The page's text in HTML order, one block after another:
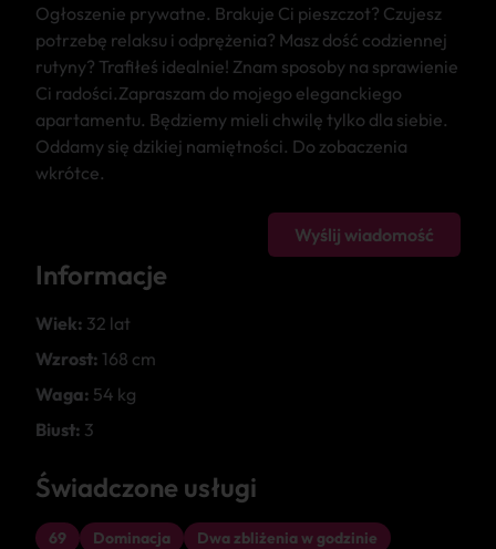
Ogłoszenie prywatne. Brakuje Ci pieszczot? Czujesz
potrzebę relaksu i odprężenia? Masz dość codziennej
rutyny? Trafiłeś idealnie! Znam sposoby na sprawienie
Ci radości.Zapraszam do mojego eleganckiego
apartamentu. Będziemy mieli chwilę tylko dla siebie.
Oddamy się dzikiej namiętności. Do zobaczenia
wkrótce.
Wyślij wiadomość
Informacje
Wiek: 32 lat
Wzrost: 168 cm
Waga: 54 kg
Biust: 3
Świadczone usługi
69 Dominacja
Dwa zbliżenia w godzinie